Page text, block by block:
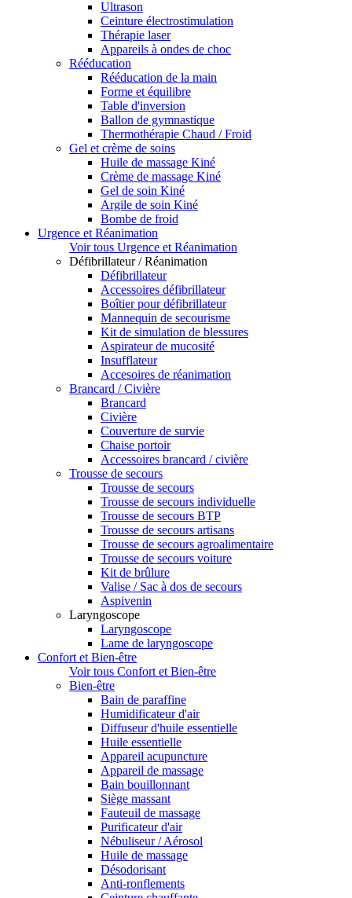
Ultrason
Ceinture électrostimulation
Thérapie laser
Appareils à ondes de choc
Rééducation
Rééducation de la main
Forme et équilibre
Table d'inversion
Ballon de gymnastique
Thermothérapie Chaud / Froid
Gel et crème de soins
Huile de massage Kiné
Crème de massage Kiné
Gel de soin Kiné
Argile de soin Kiné
Bombe de froid
Urgence et Réanimation
Voir tous Urgence et Réanimation
Défibrillateur / Réanimation
Défibrillateur
Accessoires défibrillateur
Boîtier pour défibrillateur
Mannequin de secourisme
Kit de simulation de blessures
Aspirateur de mucosité
Insufflateur
Accesoires de réanimation
Brancard / Civière
Brancard
Civière
Couverture de survie
Chaise portoir
Accessoires brancard / civière
Trousse de secours
Trousse de secours
Trousse de secours individuelle
Trousse de secours BTP
Trousse de secours artisans
Trousse de secours agroalimentaire
Trousse de secours voiture
Kit de brûlure
Valise / Sac à dos de secours
Aspivenin
Laryngoscope
Laryngoscope
Lame de laryngoscope
Confort et Bien-être
Voir tous Confort et Bien-être
Bien-être
Bain de paraffine
Humidificateur d'air
Diffuseur d'huile essentielle
Huile essentielle
Appareil acupuncture
Appareil de massage
Bain bouillonnant
Siège massant
Fauteuil de massage
Purificateur d'air
Nébuliseur / Aérosol
Huile de massage
Désodorisant
Anti-ronflements